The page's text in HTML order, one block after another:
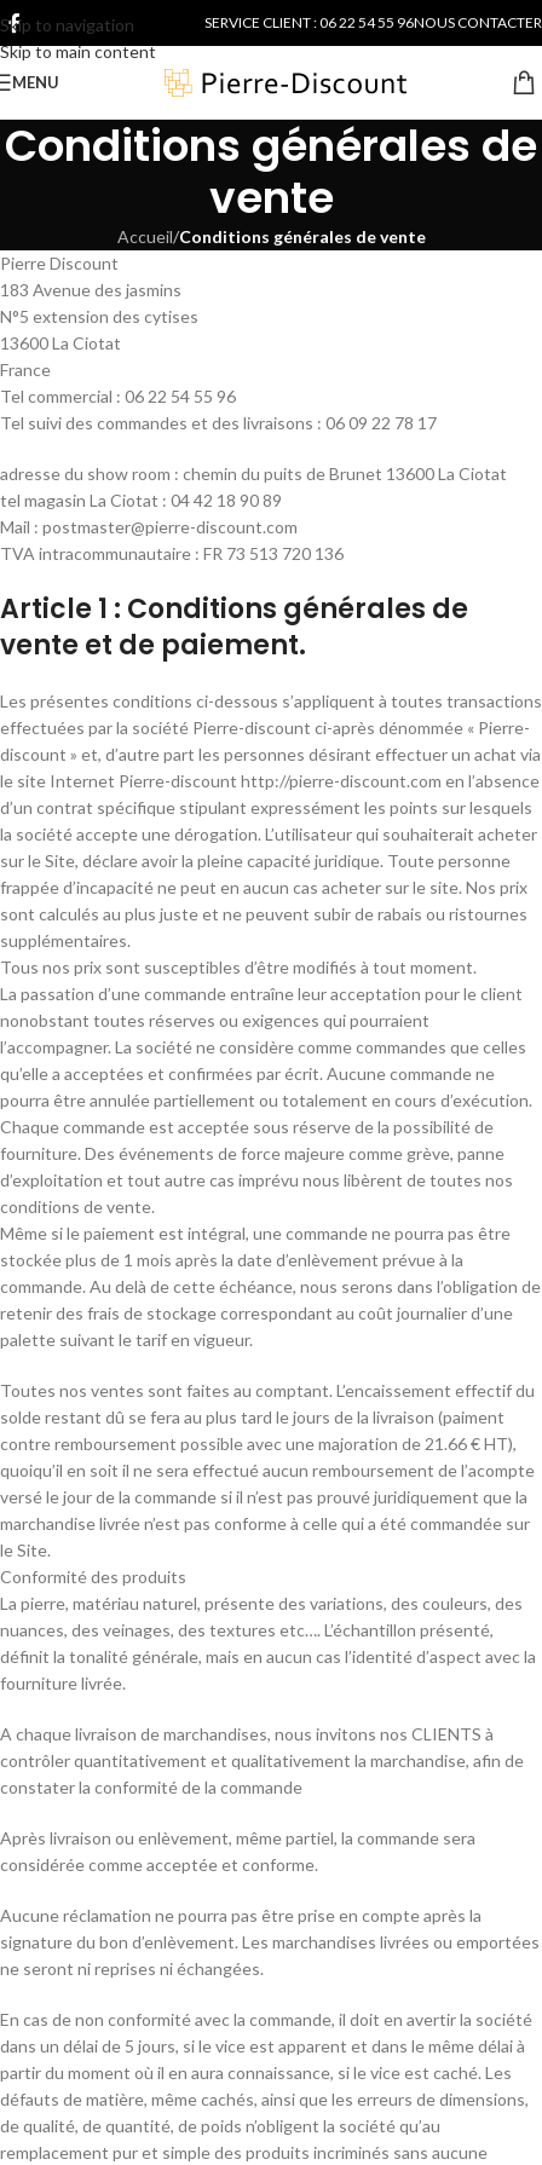
Skip to navigation
Skip to main content
SERVICE CLIENT : 06 22 54 55 96NOUS CONTACTER
MENU
Conditions générales de
vente
Accueil/Conditions générales de vente
Pierre Discount
183 Avenue des jasmins
N°5 extension des cytises
13600 La Ciotat
France
Tel commercial : 06 22 54 55 96
Tel suivi des commandes et des livraisons : 06 09 22 78 17
adresse du show room : chemin du puits de Brunet 13600 La Ciotat
tel magasin La Ciotat : 04 42 18 90 89
Mail : postmaster@pierre-discount.com
TVA intracommunautaire : FR 73 513 720 136
Article 1 : Conditions générales de
vente et de paiement.
Les présentes conditions ci-dessous s’appliquent à toutes transactions
effectuées par la société Pierre-discount ci-après dénommée « Pierre-
discount » et, d’autre part les personnes désirant effectuer un achat via
le site Internet Pierre-discount http://pierre-discount.com en l’absence
d’un contrat spécifique stipulant expressément les points sur lesquels
la société accepte une dérogation. L’utilisateur qui souhaiterait acheter
sur le Site, déclare avoir la pleine capacité juridique. Toute personne
frappée d’incapacité ne peut en aucun cas acheter sur le site. Nos prix
sont calculés au plus juste et ne peuvent subir de rabais ou ristournes
supplémentaires.
Tous nos prix sont susceptibles d’être modifiés à tout moment.
La passation d’une commande entraîne leur acceptation pour le client
nonobstant toutes réserves ou exigences qui pourraient
l’accompagner. La société ne considère comme commandes que celles
qu’elle a acceptées et confirmées par écrit. Aucune commande ne
pourra être annulée partiellement ou totalement en cours d’exécution.
Chaque commande est acceptée sous réserve de la possibilité de
fourniture. Des événements de force majeure comme grève, panne
d’exploitation et tout autre cas imprévu nous libèrent de toutes nos
conditions de vente.
Même si le paiement est intégral, une commande ne pourra pas être
stockée plus de 1 mois après la date d’enlèvement prévue à la
commande. Au delà de cette échéance, nous serons dans l’obligation de
retenir des frais de stockage correspondant au coût journalier d’une
palette suivant le tarif en vigueur.
Toutes nos ventes sont faites au comptant. L’encaissement effectif du
solde restant dû se fera au plus tard le jours de la livraison (paiment
contre remboursement possible avec une majoration de 21.66 € HT),
quoiqu’il en soit il ne sera effectué aucun remboursement de l’acompte
versé le jour de la commande si il n’est pas prouvé juridiquement que la
marchandise livrée n’est pas conforme à celle qui a été commandée sur
le Site.
Conformité des produits
La pierre, matériau naturel, présente des variations, des couleurs, des
nuances, des veinages, des textures etc…. L’échantillon présenté,
définit la tonalité générale, mais en aucun cas l’identité d’aspect avec la
fourniture livrée.
A chaque livraison de marchandises, nous invitons nos CLIENTS à
contrôler quantitativement et qualitativement la marchandise, afin de
constater la conformité de la commande
Après livraison ou enlèvement, même partiel, la commande sera
considérée comme acceptée et conforme.
Aucune réclamation ne pourra pas être prise en compte après la
signature du bon d’enlèvement. Les marchandises livrées ou emportées
ne seront ni reprises ni échangées.
En cas de non conformité avec la commande, il doit en avertir la société
dans un délai de 5 jours, si le vice est apparent et dans le même délai à
partir du moment où il en aura connaissance, si le vice est caché. Les
défauts de matière, même cachés, ainsi que les erreurs de dimensions,
de qualité, de quantité, de poids n’obligent la société qu’au
remplacement pur et simple des produits incriminés sans aucune